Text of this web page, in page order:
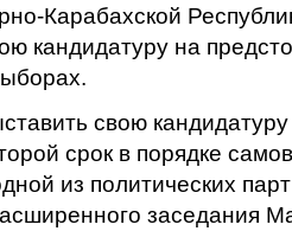
Карабахской
кандидатуру на
свою
срок в порядке
из политических
заседания